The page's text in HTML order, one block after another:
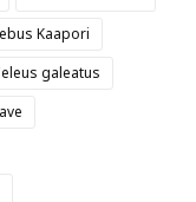
Kaapori
galeatus